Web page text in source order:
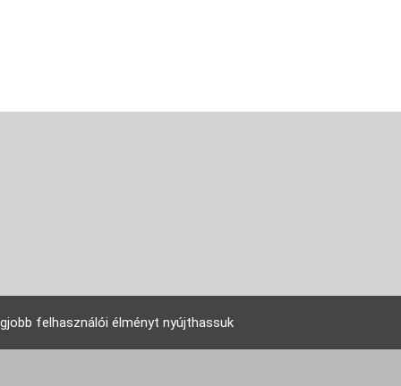
felhasználói élményt nyújthassuk